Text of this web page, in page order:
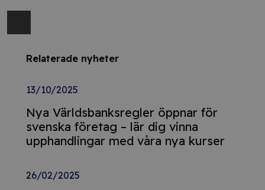
Relaterade nyheter
13/10/2025
Nya Världsbanksregler öppnar för
svenska företag – lär dig vinna
upphandlingar med våra nya kurser
26/02/2025